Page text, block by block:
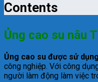
Contents
Ủng cao su nâu
Ủng cao su được sử
công nghiệp. Với công
người làm động làm việc